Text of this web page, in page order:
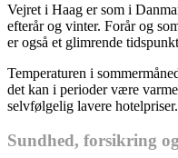
Vejret i Haag er som i
efterår og vinter. Forår og
er også et glimrende
Temperaturen i
det kan i perioder være
selvfølgelig lavere hotelpriser.
Sundhed, forsikring